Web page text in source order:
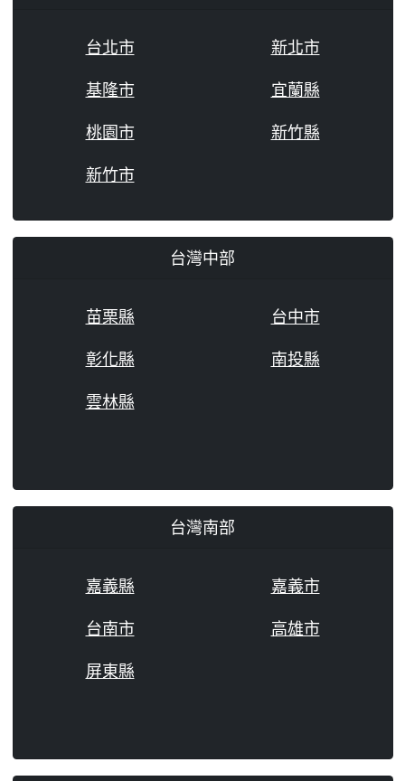
台北市
新北市
基隆市
宜蘭縣
桃園市
新竹縣
新竹市
台灣中部
苗栗縣
台中市
彰化縣
南投縣
雲林縣
台灣南部
嘉義縣
嘉義市
台南市
高雄市
屏東縣